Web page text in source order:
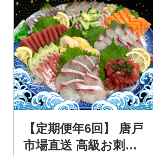
【定期便年6回】 唐戸
市場直送 高級お刺身